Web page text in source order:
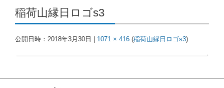
稲荷山縁日ロゴs3
公開日時： 2018年3月30日 1071 × 416 (稲荷山縁日ロゴs3)